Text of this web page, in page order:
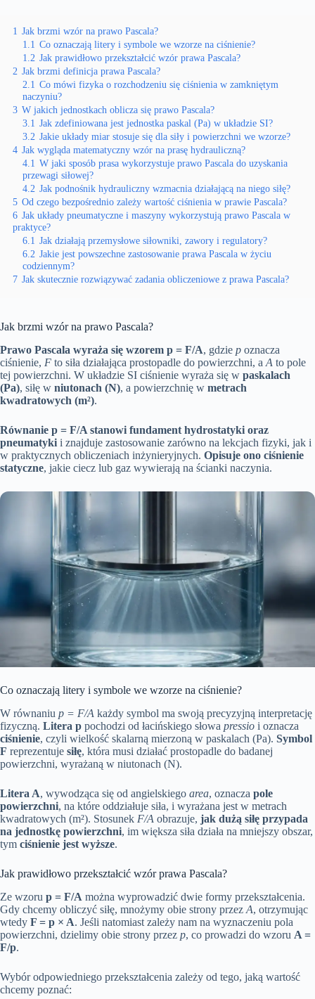
1 Jak brzmi wzór na prawo Pascala?
1.1 Co oznaczają litery i symbole we wzorze na ciśnienie?
1.2 Jak prawidłowo przekształcić wzór prawa Pascala?
2 Jak brzmi definicja prawa Pascala?
2.1 Co mówi fizyka o rozchodzeniu się ciśnienia w zamkniętym
naczyniu?
3 W jakich jednostkach oblicza się prawo Pascala?
3.1 Jak zdefiniowana jest jednostka paskal (Pa) w układzie SI?
3.2 Jakie układy miar stosuje się dla siły i powierzchni we wzorze?
4 Jak wygląda matematyczny wzór na prasę hydrauliczną?
4.1 W jaki sposób prasa wykorzystuje prawo Pascala do uzyskania
przewagi siłowej?
4.2 Jak podnośnik hydrauliczny wzmacnia działającą na niego siłę?
5 Od czego bezpośrednio zależy wartość ciśnienia w prawie Pascala?
6 Jak układy pneumatyczne i maszyny wykorzystują prawo Pascala w
praktyce?
6.1 Jak działają przemysłowe siłowniki, zawory i regulatory?
6.2 Jakie jest powszechne zastosowanie prawa Pascala w życiu
codziennym?
7 Jak skutecznie rozwiązywać zadania obliczeniowe z prawa Pascala?
Jak brzmi wzór na prawo Pascala?
Prawo Pascala wyraża się wzorem p = F/A, gdzie p oznacza
ciśnienie, F to siła działająca prostopadle do powierzchni, a A to pole
tej powierzchni. W układzie SI ciśnienie wyraża się w paskalach
(Pa), siłę w niutonach (N), a powierzchnię w metrach
kwadratowych (m²).
Równanie p = F/A stanowi fundament hydrostatyki oraz
pneumatyki i znajduje zastosowanie zarówno na lekcjach fizyki, jak i
w praktycznych obliczeniach inżynieryjnych. Opisuje ono ciśnienie
statyczne, jakie ciecz lub gaz wywierają na ścianki naczynia.
Co oznaczają litery i symbole we wzorze na ciśnienie?
W równaniu p = F/A każdy symbol ma swoją precyzyjną interpretację
fizyczną. Litera p pochodzi od łacińskiego słowa pressio i oznacza
ciśnienie, czyli wielkość skalarną mierzoną w paskalach (Pa). Symbol
F reprezentuje siłę, która musi działać prostopadle do badanej
powierzchni, wyrażaną w niutonach (N).
Litera A, wywodząca się od angielskiego area, oznacza pole
powierzchni, na które oddziałuje siła, i wyrażana jest w metrach
kwadratowych (m²). Stosunek F/A obrazuje, jak dużą siłę przypada
na jednostkę powierzchni, im większa siła działa na mniejszy obszar,
tym ciśnienie jest wyższe.
Jak prawidłowo przekształcić wzór prawa Pascala?
Ze wzoru p = F/A można wyprowadzić dwie formy przekształcenia.
Gdy chcemy obliczyć siłę, mnożymy obie strony przez A, otrzymując
wtedy F = p × A. Jeśli natomiast zależy nam na wyznaczeniu pola
powierzchni, dzielimy obie strony przez p, co prowadzi do wzoru A =
F/p.
Wybór odpowiedniego przekształcenia zależy od tego, jaką wartość
chcemy poznać: